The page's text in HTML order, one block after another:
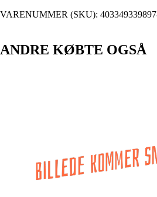
VARENUMMER (SKU):
ANDRE KØBTE OGSÅ